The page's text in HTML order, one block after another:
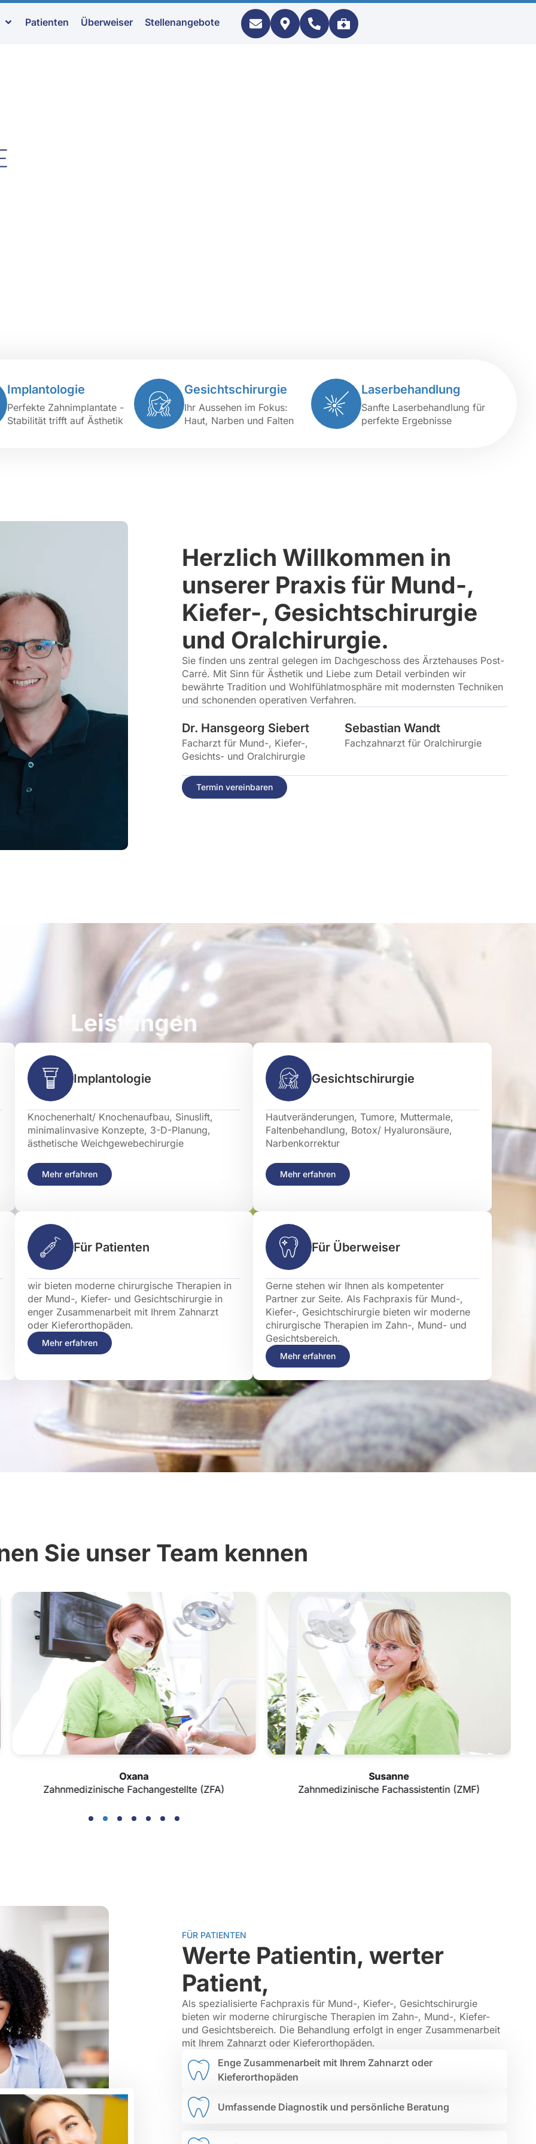
Patienten Überweiser Stellenangebote
Implantologie
Perfekte Zahnimplantate -
Stabilität trifft auf Ästhetik
Gesichtschirurgie
Ihr Aussehen im Fokus:
Haut, Narben und Falten
Laserbehandlung
Sanfte Laserbehandlung für
perfekte Ergebnisse
Herzlich Willkommen in
unserer Praxis für Mund-,
Kiefer-, Gesichtschirurgie
und Oralchirurgie.
Sie finden uns zentral gelegen im Dachgeschoss des Ärztehauses Post-
Carré. Mit Sinn für Ästhetik und Liebe zum Detail verbinden wir
bewährte Tradition und Wohlfühlatmosphäre mit modernsten Techniken
und schonenden operativen Verfahren.
Dr. Hansgeorg Siebert
Facharzt für Mund-, Kiefer-,
Gesichts- und Oralchirurgie
Sebastian Wandt
Fachzahnarzt für Oralchirurgie
Termin vereinbaren
Leistungen
Implantologie
Knochenerhalt/ Knochenaufbau, Sinuslift,
minimalinvasive Konzepte, 3-D-Planung,
ästhetische Weichgewebechirurgie
Mehr erfahren
Gesichtschirurgie
Hautveränderungen, Tumore, Muttermale,
Faltenbehandlung, Botox/ Hyaluronsäure,
Narbenkorrektur
Mehr erfahren
Für Patienten
wir bieten moderne chirurgische Therapien in
der Mund-, Kiefer- und Gesichtschirurgie in
enger Zusammenarbeit mit Ihrem Zahnarzt
oder Kieferorthopäden.
Mehr erfahren
Für Überweiser
Gerne stehen wir Ihnen als kompetenter
Partner zur Seite. Als Fachpraxis für Mund-,
Kiefer-, Gesichtschirurgie bieten wir moderne
chirurgische Therapien im Zahn-, Mund- und
Gesichtsbereich.
Mehr erfahren
Sie unser Team kennen
Oxana
Zahnmedizinische Fachangestellte (ZFA)
Susanne
Zahnmedizinische Fachassistentin (ZMF)
FÜR PATIENTEN
Werte Patientin, werter
Patient,
Als spezialisierte Fachpraxis für Mund-, Kiefer-, Gesichtschirurgie
bieten wir moderne chirurgische Therapien im Zahn-, Mund-, Kiefer-
und Gesichtsbereich. Die Behandlung erfolgt in enger Zusammenarbeit
mit Ihrem Zahnarzt oder Kieferorthopäden.
Enge Zusammenarbeit mit Ihrem Zahnarzt oder
Kieferorthopäden
Umfassende Diagnostik und persönliche Beratung